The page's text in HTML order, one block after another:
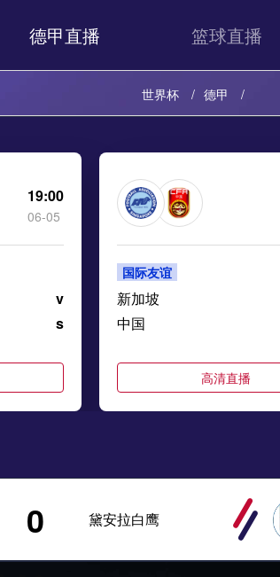
德甲直播 篮球直播
世界杯 德甲
19:00
06-05
v
s
国际友谊
新加坡
中国
高清直播
0 黛安拉白鹰